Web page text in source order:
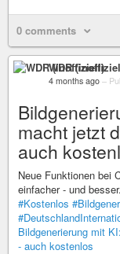
0 comments
WDR
4 months ago –
macht jetzt
auch
Neue Funktionen bei
einfacher - und
#Kostenlos
Bildgenerierung mit
- auch kostenlos